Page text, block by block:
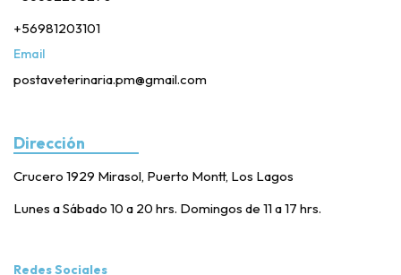
+56981203101
Email
postaveterinaria.pm@gmail.com
Dirección
Crucero 1929 Mirasol, Puerto Montt, Los Lagos
Lunes a Sábado 10 a 20 hrs. Domingos de 11 a 17 hrs.
Redes Sociales